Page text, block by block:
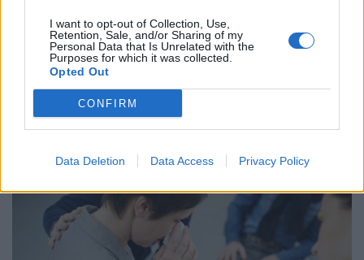
I want to opt-out of Collection, Use,
Retention, Sale, and/or Sharing of my
Personal Data that Is Unrelated with the
Purposes for which it was collected.
Opted Out
CONFIRM
Data Deletion Data Access Privacy Policy
ΣΧΕΤΙΚΑ ΑΡΘΡΑ